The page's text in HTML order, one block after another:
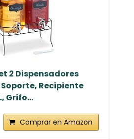
2 Dispensadores
Recipiente
Grifo...
Comprar en Amazon